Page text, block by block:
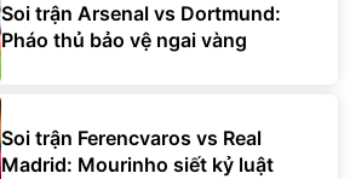
Soi trận Arsenal vs Dortmund:
Pháo thủ bảo vệ ngai vàng
Soi trận Ferencvaros vs Real
Madrid: Mourinho siết kỷ luật